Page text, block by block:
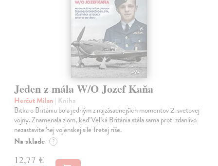
Jeden z mála W/O Jozef Kaňa
Herčut Milan | Kniha
Bitka o Britániu bola jedným z najzásadnejších momentov 2. svetovej
vojny. Znamenala zlom, keď Veľká Británia stála sama proti zdanlivo
nezastaviteľnej vojenskej sile Tretej ríše.
Na sklade ?
12,77 €